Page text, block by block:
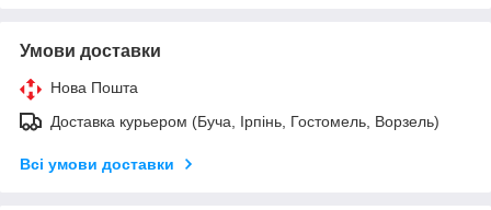
Умови доставки
Нова Пошта
Доставка курьером (Буча, Ірпінь, Гостомель, Ворзель)
Всі умови доставки